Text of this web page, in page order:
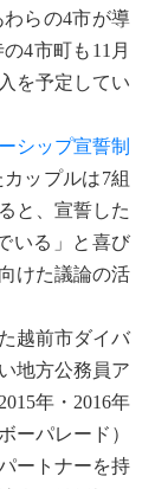
らの4市が導
4市町も11月
を予定してい
シップ宣誓制
ップルは7組
と、宣誓した
いる」と喜び
けた議論の活
越前市ダイバ
地方公務員ア
年・2016年
ーパレード）
ートナーを持